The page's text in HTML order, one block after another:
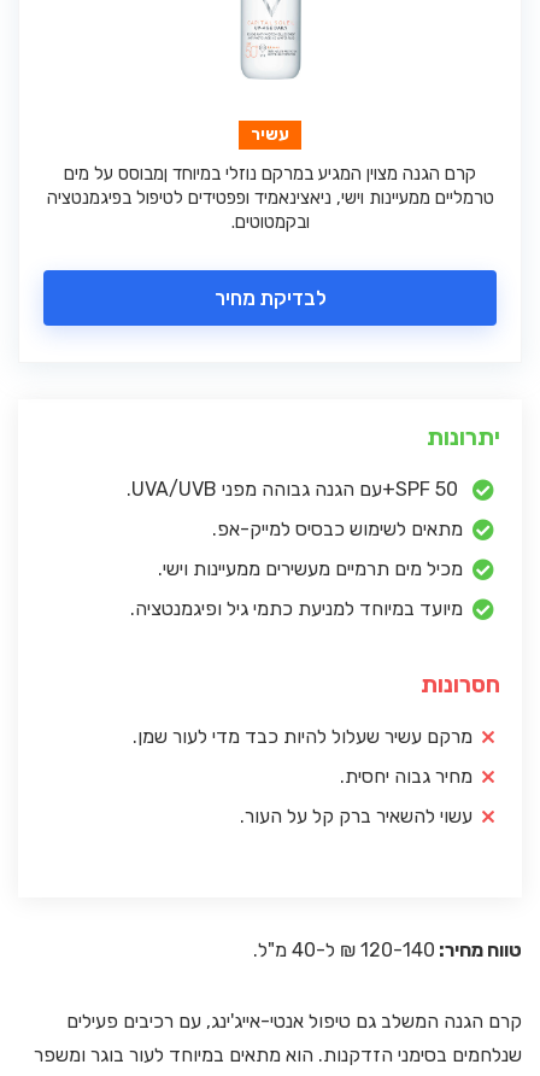
עשיר
קרם הגנה מצוין המגיע במרקם נוזלי במיוחד ןמבוסס על מים
טרמליים ממעיינות וישי, ניאצינאמיד ופפטידים לטיפול בפיגמנטציה
ובקמטוטים.
לבדיקת מחיר
יתרונות
מתאים לשימוש כבסיס למייק-אפ.
מכיל מים תרמיים מעשירים ממעיינות וישי.
מיועד במיוחד למניעת כתמי גיל ופיגמנטציה.
חסרונות
מרקם עשיר שעלול להיות כבד מדי לעור שמן.
מחיר גבוה יחסית.
עשוי להשאיר ברק קל על העור.
טווח מחיר: 120-140 ₪ ל-40 מ"ל.
קרם הגנה המשלב גם טיפול אנטי-אייג'ינג, עם רכיבים פעילים
שנלחמים בסימני הזדקנות. הוא מתאים במיוחד לעור בוגר ומשפר